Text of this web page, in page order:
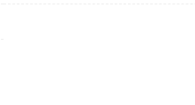
性滔滔不
的双子骑
膝跪地，
眉头微